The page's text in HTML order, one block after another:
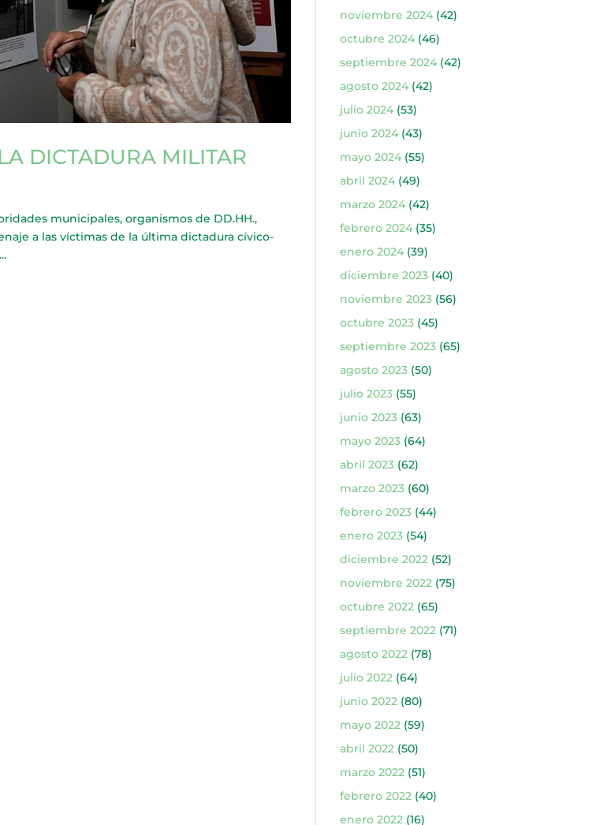
DICTADURA MILITAR
municipales, organismos de DD.HH.,
a las víctimas de la última dictadura cívico-
noviembre 2024(42)
octubre 2024(46)
septiembre 2024(42)
agosto 2024(42)
julio 2024(53)
junio 2024(43)
mayo 2024(55)
abril 2024(49)
marzo 2024(42)
febrero 2024(35)
enero 2024(39)
diciembre 2023(40)
noviembre 2023(56)
octubre 2023(45)
septiembre 2023(65)
agosto 2023(50)
julio 2023(55)
junio 2023(63)
mayo 2023(64)
abril 2023(62)
marzo 2023(60)
febrero 2023(44)
enero 2023(54)
diciembre 2022(52)
noviembre 2022(75)
octubre 2022(65)
septiembre 2022(71)
agosto 2022(78)
julio 2022(64)
junio 2022(80)
mayo 2022(59)
abril 2022(50)
marzo 2022(51)
febrero 2022(40)
enero 2022(16)